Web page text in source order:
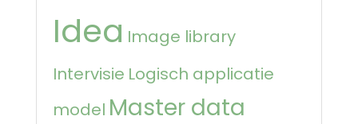
Idea Image library
Intervisie Logisch applicatie
model Master data